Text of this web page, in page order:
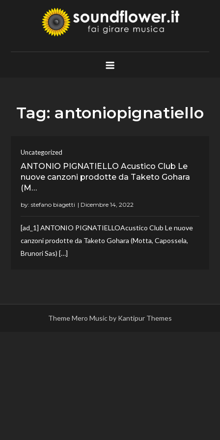
Soundflower.it
Fai Girare Musica
Tag: antoniopignatiello
Uncategorized
ANTONIO PIGNATIELLO Acustico Club Le
nuove canzoni prodotte da Taketo Gohara
(M…
by:stefano biagetti
[ad_1] ANTONIO PIGNATIELLOAcustico Club Le nuove
canzoni prodotte da Taketo Gohara (Motta, Capossela,
Brunori Sas) […]
Theme Mero Music by Kantipur Themes